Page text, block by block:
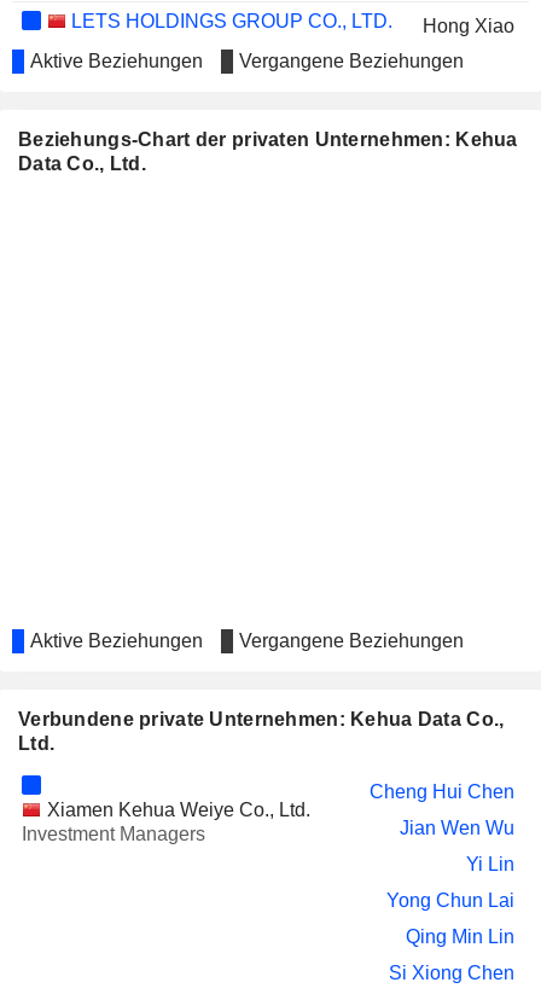
LETS HOLDINGS GROUP CO., LTD.
Hong Xiao
XINGYE LEATHER TECHNOLOGY
Jin Mu Tang
CO.,LTD
TIANNENG BATTERY GROUP CO.,
Aktive Beziehungen Vergangene Beziehungen
Beziehungs-Chart der privaten Unternehmen: Kehua
Data Co., Ltd.
Aktive Beziehungen Vergangene Beziehungen
Verbundene private Unternehmen: Kehua Data Co.,
Ltd.
Xiamen Kehua Weiye Co., Ltd.
Investment Managers
Cheng Hui Chen
Jian Wen Wu
Yi Lin
Yong Chun Lai
Qing Min Lin
Si Xiong Chen